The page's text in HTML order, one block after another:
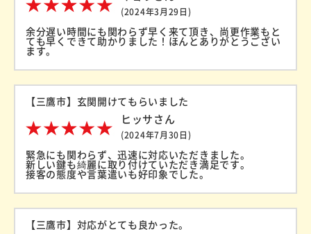
(2024年3月29日)
余分遅い時間にも関わらず早く来て頂き、尚更作業もと
ても早くできて助かりました！ほんとありがとうござい
ます。
【三鷹市】玄関開けてもらいました
ヒッサさん
(2024年7月30日)
緊急にも関わらず、迅速に対応いただきました。
新しい鍵も綺麗に取り付けていただき満足です。
接客の態度や言葉遣いも好印象でした。
【三鷹市】対応がとても良かった。